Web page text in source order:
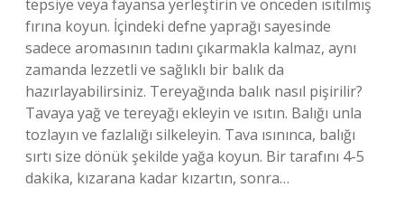
tepsiye veya fayansa yerleştirin ve önceden ısıtılmış
fırına koyun. İçindeki defne yaprağı sayesinde
sadece aromasının tadını çıkarmakla kalmaz, aynı
zamanda lezzetli ve sağlıklı bir balık da
hazırlayabilirsiniz. Tereyağında balık nasıl pişirilir?
Tavaya yağ ve tereyağı ekleyin ve ısıtın. Balığı unla
tozlayın ve fazlalığı silkeleyin. Tava ısınınca, balığı
sırtı size dönük şekilde yağa koyun. Bir tarafını 4-5
dakika, kızarana kadar kızartın, sonra…